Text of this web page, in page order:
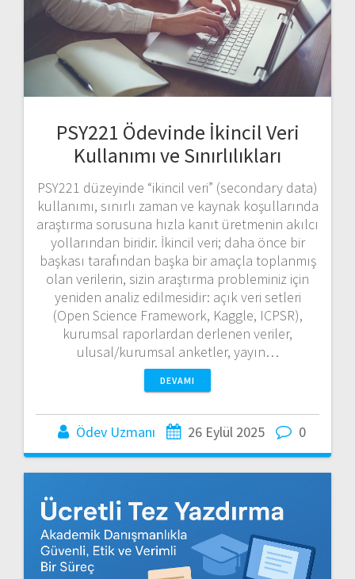
PSY221 Ödevinde İkincil Veri
Kullanımı ve Sınırlılıkları
PSY221 düzeyinde “ikincil veri” (secondary data)
kullanımı, sınırlı zaman ve kaynak koşullarında
araştırma sorusuna hızla kanıt üretmenin akılcı
yollarından biridir. İkincil veri; daha önce bir
başkası tarafından başka bir amaçla toplanmış
olan verilerin, sizin araştırma probleminiz için
yeniden analiz edilmesidir: açık veri setleri
(Open Science Framework, Kaggle, ICPSR),
kurumsal raporlardan derlenen veriler,
ulusal/kurumsal anketler, yayın…
DEVAMI
Ödev Uzmanı 26 Eylül 2025 0